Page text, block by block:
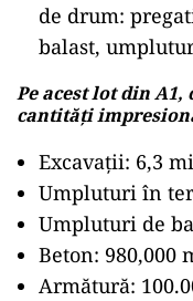
de drum:
balast,
Pe acest lot din
cantități
Excavații: 6,3
Umpluturi în
Umpluturi de
Beton: 980,000
Armătură: